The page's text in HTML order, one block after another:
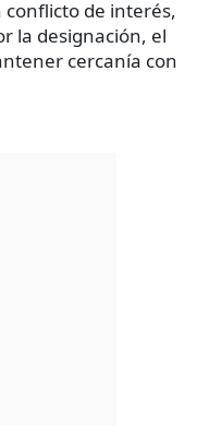
conflicto de interés,
la designación, el
cercanía con